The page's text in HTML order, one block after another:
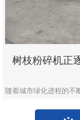
树枝粉碎机正
随着城市绿化进程的不